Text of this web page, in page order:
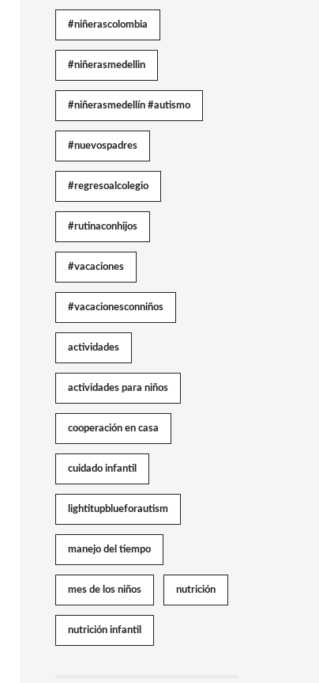
#niñerascolombia
#niñerasmedellin
#niñerasmedellín #autismo
#nuevospadres
#regresoalcolegio
#rutinaconhijos
#vacaciones
#vacacionesconniños
actividades
actividades para niños
cooperación en casa
cuidado infantil
lightitupblueforautism
manejo del tiempo
mes de los niños nutrición
nutrición infantil